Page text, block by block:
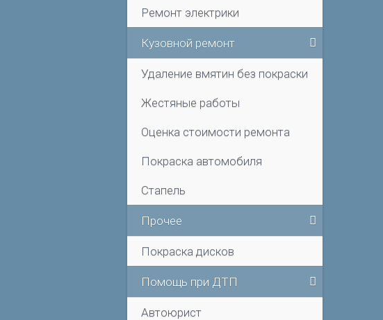
Ремонт электрики
Кузовной ремонт
Удаление вмятин без покраски
Жестяные работы
Оценка стоимости ремонта
Покраска автомобиля
Стапель
Прочее
Покраска дисков
Помощь при ДТП
Автоюрист